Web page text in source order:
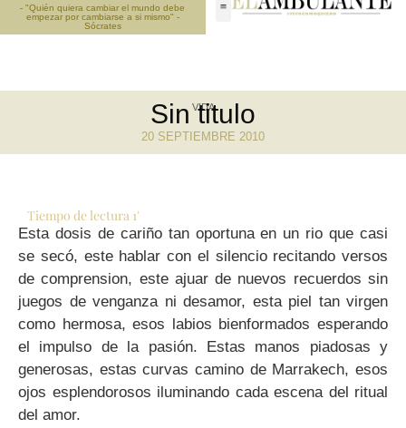
- "Quién quiera cambiar el mundo debe
empezar por cambiarse a si mismo" -
Sócrates
VIDA
Sin titulo
20 SEPTIEMBRE 2010
Tiempo de lectura 1'
Esta dosis de cariño tan oportuna en un rio que casi
se secó, este hablar con el silencio recitando versos
de comprension, este ajuar de nuevos recuerdos sin
juegos de venganza ni desamor, esta piel tan virgen
como hermosa, esos labios bienformados esperando
el impulso de la pasión. Estas manos piadosas y
generosas, estas curvas camino de Marrakech, esos
ojos esplendorosos iluminando cada escena del ritual
del amor.